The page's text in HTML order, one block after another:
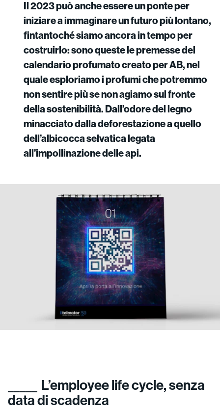
Il 2023 può anche essere un ponte per
iniziare a immaginare un futuro più lontano,
fintantoché siamo ancora in tempo per
costruirlo: sono queste le premesse del
calendario profumato creato per AB, nel
quale esploriamo i profumi che potremmo
non sentire più se non agiamo sul fronte
della sostenibilità. Dall’odore del legno
minacciato dalla deforestazione a quello
dell’albicocca selvatica legata
all’impollinazione delle api.
L’employee life cycle, senza
data di scadenza